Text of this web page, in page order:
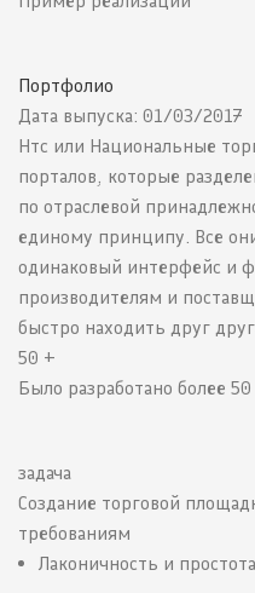
Портфолио
Дата выпуска: 01/03/2017
Нтс или Национальные
порталов, которые
по отраслевой
единому принципу. Все
одинаковый интерфейс и
производителям и
быстро находить друг
50 +
Было разработано более
задача
Создание торговой
требованиям
Лаконичность и простота